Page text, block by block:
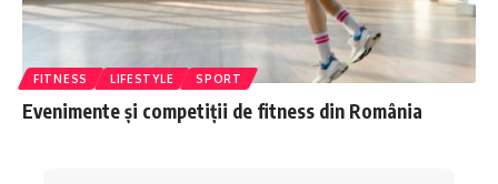
FITNESS LIFESTYLE SPORT
Evenimente și competiții de fitness din România